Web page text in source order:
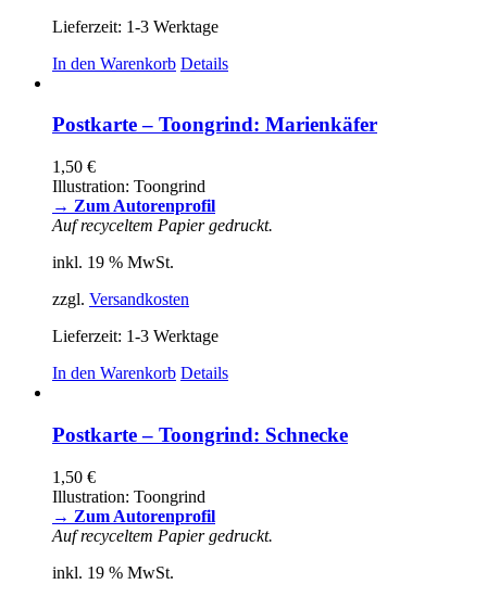
Lieferzeit: 1-3 Werktage
In den Warenkorb Details
Postkarte – Toongrind: Marienkäfer
1,50 €
Illustration: Toongrind
→ Zum Autorenprofil
Auf recyceltem Papier gedruckt.
inkl. 19 % MwSt.
zzgl. Versandkosten
Lieferzeit: 1-3 Werktage
In den Warenkorb Details
Postkarte – Toongrind: Schnecke
1,50 €
Illustration: Toongrind
→ Zum Autorenprofil
Auf recyceltem Papier gedruckt.
inkl. 19 % MwSt.